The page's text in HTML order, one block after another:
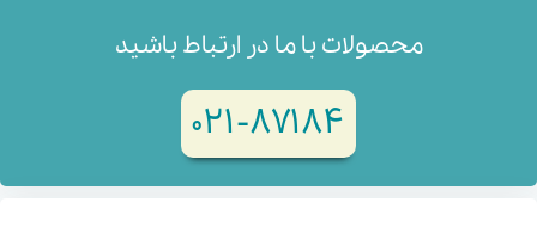
محصولات با ما در ارتباط باشید
۸۷۱۸۴-۰۲۱